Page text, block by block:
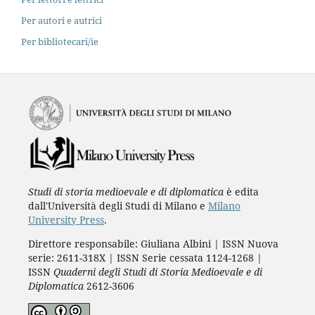
Per autori e autrici
Per bibliotecari/ie
Studi di storia medioevale e di diplomaticaè edita
dall'Università degli Studi di Milano e Milano
University Press.
Direttore responsabile: Giuliana Albini | ISSN Nuova
serie: 2611-318X | ISSN Serie cessata 1124-1268 |
ISSN Quaderni degli Studi di Storia Medioevale e di
Diplomatica2612-3606